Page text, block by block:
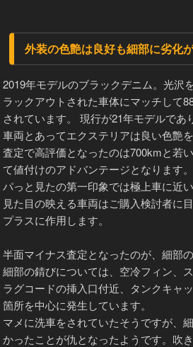
外装の色艶は良好も細部に劣化
2019年モデルのブラックデニム。光沢
ラックアウトされた車体にマッチして
されています。 現行が21年モデルであ
車両とあってエクステリアは良い色艶
査定で高評価となったのは700kmと若
て値付けのアドバンテージとなります。
パっと見たの第一印象では極上車に近
見た目の映える車両はご購入検討者に
プラスに作用します。
半面マイナス査定となったのが、細部の
細部の錆びについては、空冷フィン、
ラグコードの挿入口付近、タンクキャ
箇所を中心に発生しています。
マメに洗車をされていたそうですが、
かったことが仇となったようです。吹